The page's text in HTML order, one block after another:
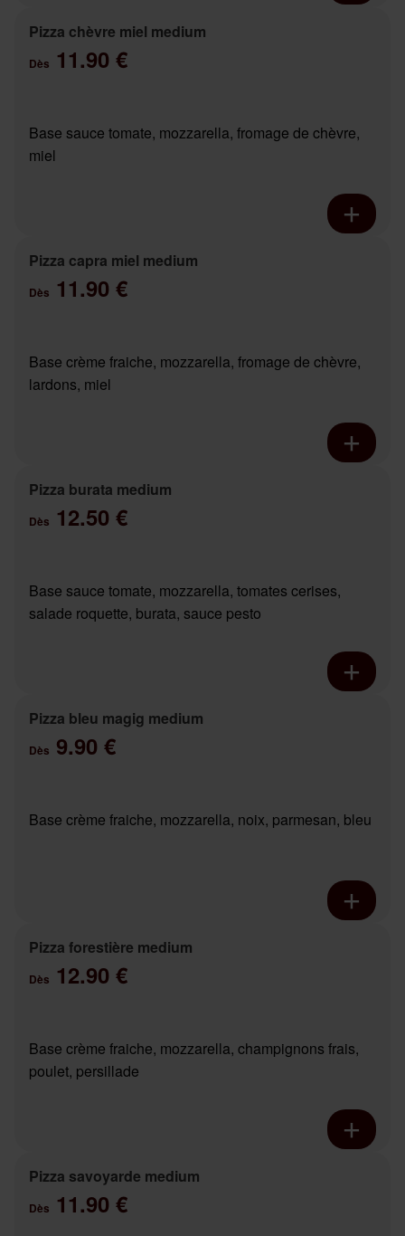
Pizza chèvre miel medium
Dès 11.90 €
Base sauce tomate, mozzarella, fromage de chèvre,
miel
Pizza capra miel medium
Dès 11.90 €
Base crème fraiche, mozzarella, fromage de chèvre,
lardons, miel
Pizza burata medium
Dès 12.50 €
Base sauce tomate, mozzarella, tomates cerises,
salade roquette, burata, sauce pesto
Pizza bleu magig medium
Dès 9.90 €
Base crème fraiche, mozzarella, noix, parmesan, bleu
Pizza forestière medium
Dès 12.90 €
Base crème fraiche, mozzarella, champignons frais,
poulet, persillade
Pizza savoyarde medium
Dès 11.90 €